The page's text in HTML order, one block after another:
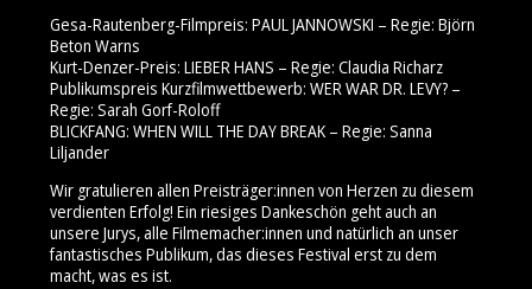
Gesa-Rautenberg-Filmpreis: PAUL JANNOWSKI – Regie: Björn
Beton Warns
Kurt-Denzer-Preis: LIEBER HANS – Regie: Claudia Richarz
Publikumspreis Kurzfilmwettbewerb: WER WAR DR. LEVY? –
Regie: Sarah Gorf-Roloff
BLICKFANG: WHEN WILL THE DAY BREAK – Regie: Sanna
Liljander
Wir gratulieren allen Preisträger:innen von Herzen zu diesem
verdienten Erfolg! Ein riesiges Dankeschön geht auch an
unsere Jurys, alle Filmemacher:innen und natürlich an unser
fantastisches Publikum, das dieses Festival erst zu dem
macht, was es ist.